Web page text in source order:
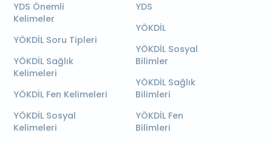
YDS Önemli
Kelimeler
YÖKDİL Soru Tipleri
YÖKDİL Sağlık
Kelimeleri
YÖKDİL Fen Kelimeleri
YÖKDİL Sosyal
Kelimeleri
YDS
YÖKDİL
YÖKDİL Sosyal
Bilimler
YÖKDİL Sağlık
Bilimleri
YÖKDİL Fen
Bilimleri